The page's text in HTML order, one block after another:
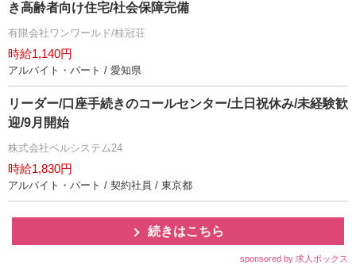
き高齢者向け住宅/社会保障完備
有限会社ワンワールド/桂冠荘
時給1,140円
アルバイト・パート / 愛知県
リーダー/口座手続きのコールセンター/土日祝休み/未経験歓
迎/9月開始
株式会社ベルシステム24
時給1,830円
アルバイト・パート / 契約社員 / 東京都
続きはこちら
sponsored by 求人ボックス